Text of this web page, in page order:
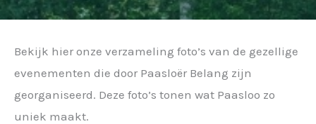
Bekijk hier onze verzameling foto’s van de gezellige
evenementen die door Paasloër Belang zijn
georganiseerd. Deze foto’s tonen wat Paasloo zo
uniek maakt.